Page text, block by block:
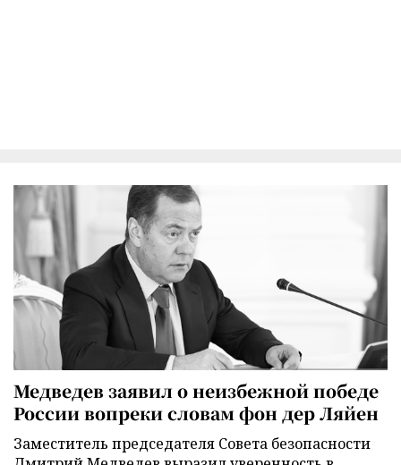
Медведев заявил о неизбежной победе
России вопреки словам фон дер Ляйен
Заместитель председателя Совета безопасности